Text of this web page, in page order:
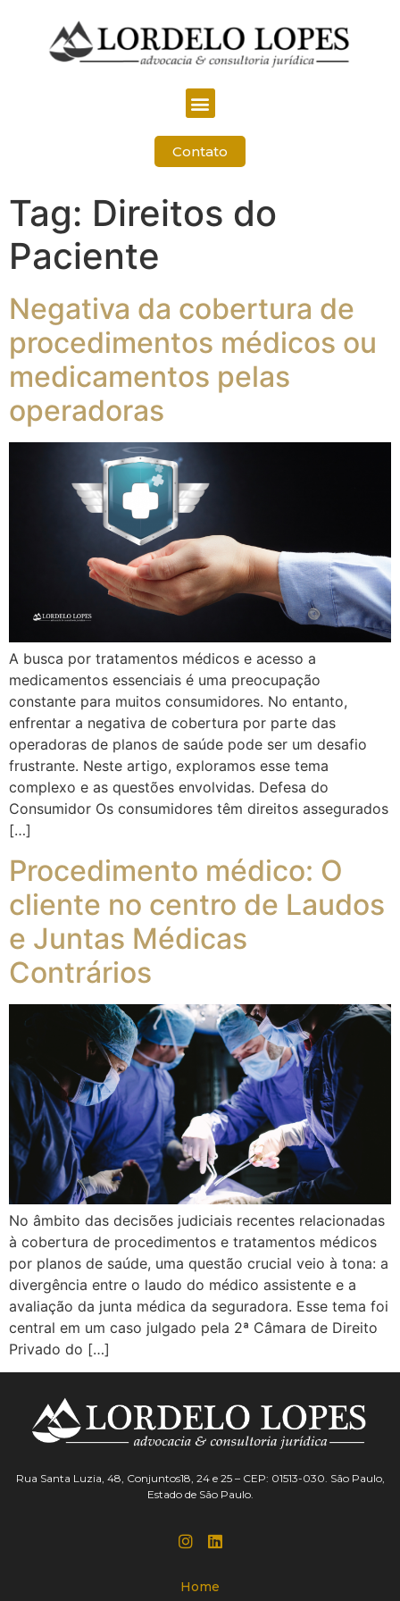
Contato
Tag: Direitos do
Paciente
Negativa da cobertura de
procedimentos médicos ou
medicamentos pelas
operadoras
A busca por tratamentos médicos e acesso a
medicamentos essenciais é uma preocupação
constante para muitos consumidores. No entanto,
enfrentar a negativa de cobertura por parte das
operadoras de planos de saúde pode ser um desafio
frustrante. Neste artigo, exploramos esse tema
complexo e as questões envolvidas. Defesa do
Consumidor Os consumidores têm direitos assegurados
[…]
Procedimento médico: O
cliente no centro de Laudos
e Juntas Médicas
Contrários
No âmbito das decisões judiciais recentes relacionadas
à cobertura de procedimentos e tratamentos médicos
por planos de saúde, uma questão crucial veio à tona: a
divergência entre o laudo do médico assistente e a
avaliação da junta médica da seguradora. Esse tema foi
central em um caso julgado pela 2ª Câmara de Direito
Privado do […]
Rua Santa Luzia, 48, Conjuntos18, 24 e 25 – CEP: 01513-030. São Paulo,
Estado de São Paulo.
Home